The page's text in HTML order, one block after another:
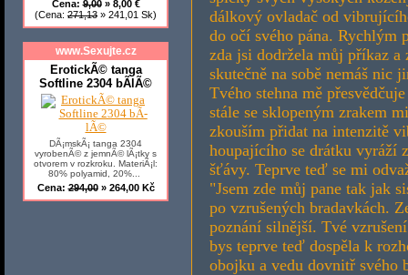
dálkový ovladač od
do očí svého pána.
zda jsi dodržela můj příkaz a
skutečně na sobě nemáš nic
Tvého stehna mě
stále se sklopeným zrakem
zkouším přidat na intenzitě
houpajícího se drátku vyráží
šťávy. Teprve teď se mi
"Jsem zde můj pane tak jak
po vzrušených bradavkách.
poznání silnější. Tvé
bys teprve teď dospěla k
obojku a vedu dovnitř svého
Cena:9,00» 8,00 €
(Cena: 271,13 » 241,01 Sk)
www.Sexujte.cz
ErotickÃ© tanga
Softline 2304 bÃ­lÃ©
DÃ¡mskÃ¡ tanga 2304
vyrobenÃ© z jemnÃ© lÃ¡tky s
otvorem v rozkroku. MateriÃ¡l:
80% polyamid, 20%...
Cena:294,00» 264,00 Kč